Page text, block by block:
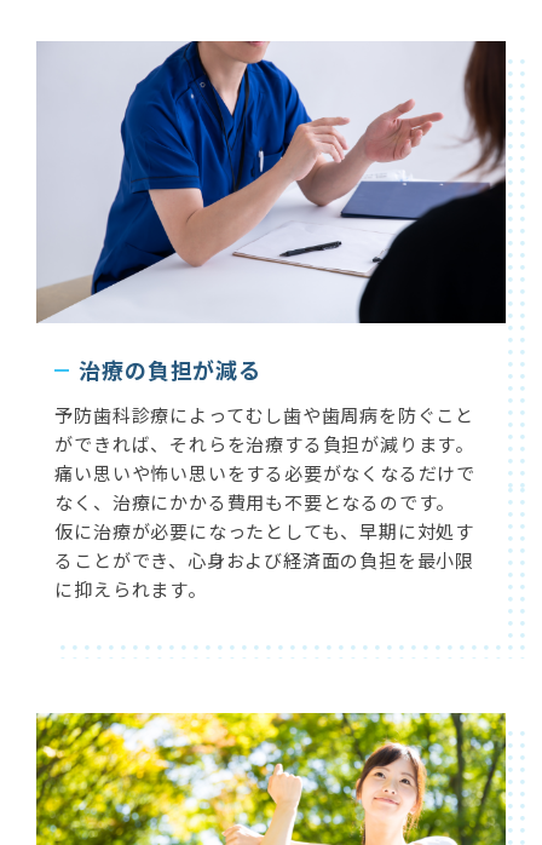
治療の負担が減る
予防歯科診療によってむし歯や歯周病を防ぐこと
ができれば、それらを治療する負担が減ります。
痛い思いや怖い思いをする必要がなくなるだけで
なく、治療にかかる費用も不要となるのです。
仮に治療が必要になったとしても、早期に対処す
ることができ、心身および経済面の負担を最小限
に抑えられます。